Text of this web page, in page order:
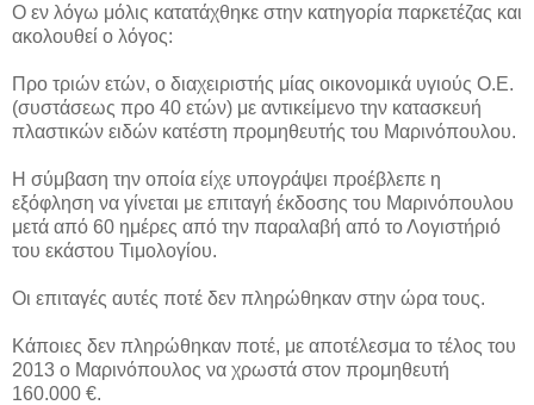
Ο εν λόγω μόλις κατατάχθηκε στην κατηγορία παρκετέζας και
ακολουθεί ο λόγος:
Προ τριών ετών, ο διαχειριστής μίας οικονομικά υγιούς Ο.Ε.
(συστάσεως προ 40 ετών) με αντικείμενο την κατασκευή
πλαστικών ειδών κατέστη προμηθευτής του Μαρινόπουλου.
Η σύμβαση την οποία είχε υπογράψει προέβλεπε η
εξόφληση να γίνεται με επιταγή έκδοσης του Μαρινόπουλου
μετά από 60 ημέρες από την παραλαβή από το Λογιστήριό
του εκάστου Τιμολογίου.
Οι επιταγές αυτές ποτέ δεν πληρώθηκαν στην ώρα τους.
Κάποιες δεν πληρώθηκαν ποτέ, με αποτέλεσμα το τέλος του
2013 ο Μαρινόπουλος να χρωστά στον προμηθευτή
160.000 €.